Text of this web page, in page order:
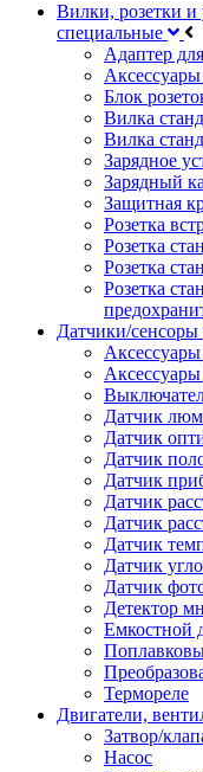
Вилки, розетки
специальные
Адаптер
Блок
Вилка
Вилка
Зарядное
Зарядный
Защитная
Розетка
Розетка
Розетка
Розетка
Датчики/сенсоры
Датчик
Датчик
Датчик
Датчик
Датчик
Датчик
Датчик
Датчик
Датчик
Детектор
Емкостной
Термореле
Двигатели,
Затвор/
Насос